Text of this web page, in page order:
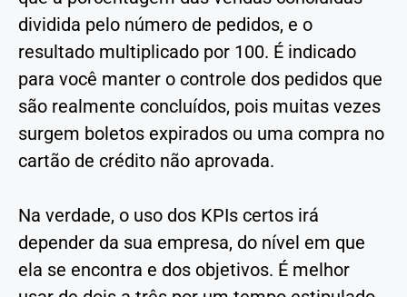
dividida pelo número de pedidos, e o
resultado multiplicado por 100. É indicado
para você manter o controle dos pedidos que
são realmente concluídos, pois muitas vezes
surgem boletos expirados ou uma compra no
cartão de crédito não aprovada.
Na verdade, o uso dos KPIs certos irá
depender da sua empresa, do nível em que
ela se encontra e dos objetivos. É melhor